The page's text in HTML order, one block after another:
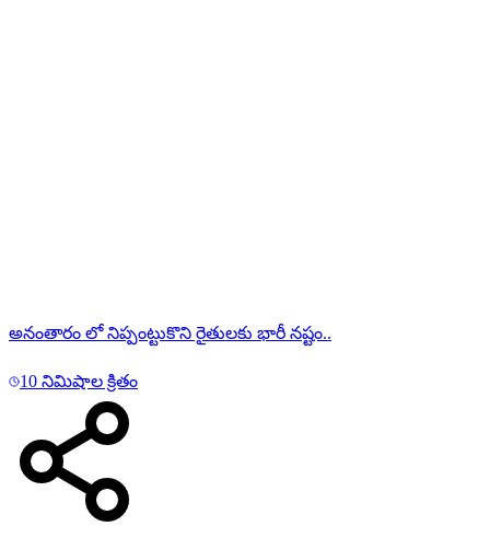
అనంతారం లో నిప్పంట్టుకొని రైతులకు భారీ నష్టం..
10 నిమిషాల క్రితం